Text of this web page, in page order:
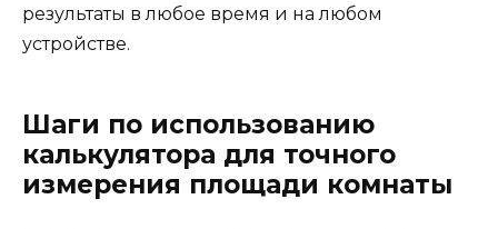
результаты в любое время и на любом
устройстве.
Шаги по использованию
калькулятора для точного
измерения площади комнаты